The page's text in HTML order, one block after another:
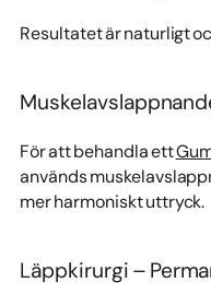
Resultatet är naturligt
För att behandla ett
används
mer harmoniskt uttryck.
Läppkirurgi –